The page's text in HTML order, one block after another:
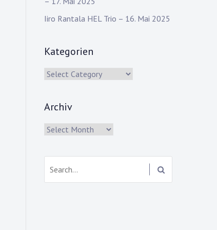
Iiro Rantala HEL Trio – 16. Mai 2025
Kategorien
Kategorien
Archiv
Archiv